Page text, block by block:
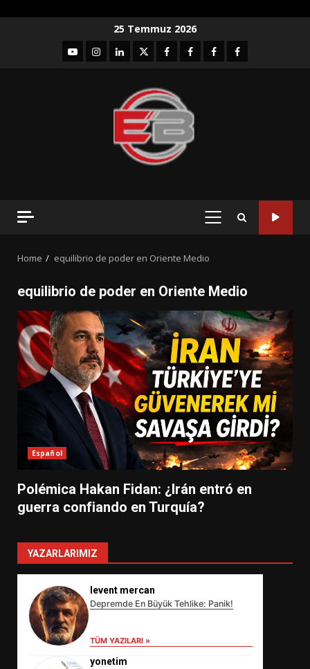
25 Temmuz 2026
YouTubeInstagram
LinkedIntwitterfacebook-Facebook-
Facebook-Facebook-
PRIMARY
Home equilibrio de poder en Oriente Medio
equilibrio de poder en Oriente Medio
Español
Polémica Hakan Fidan: ¿Irán entró en
guerra confiando en Turquía?
YAZARLARIMIZ
levent mercan
Depremde En Büyük Tehlike: Panik!
TÜM YAZILARI »
yonetim